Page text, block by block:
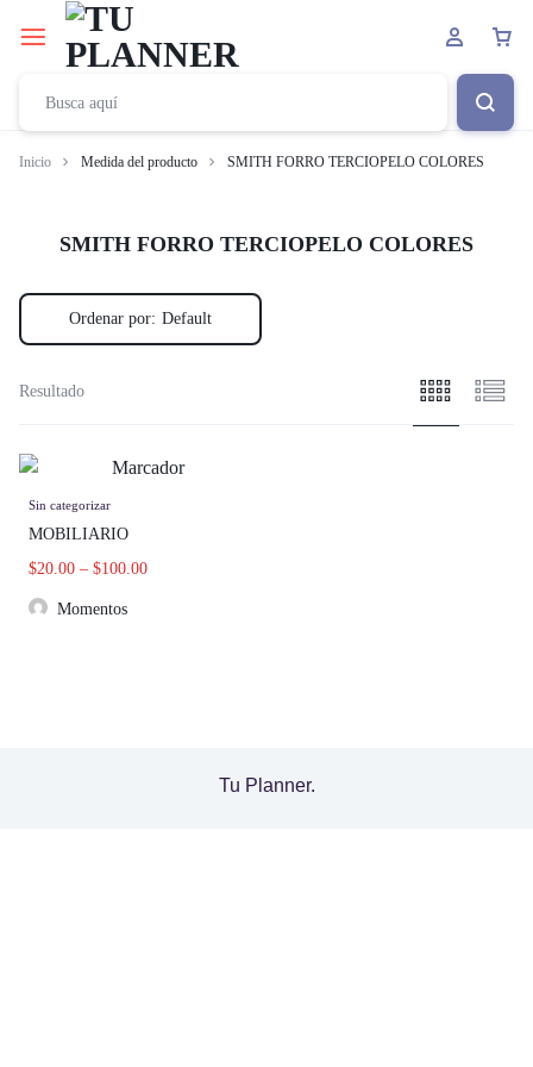
Inicio Medida del producto SMITH FORRO TERCIOPELO COLORES
SMITH FORRO TERCIOPELO COLORES
Ordenar por: Default
Resultado
Sin categorizar
MOBILIARIO
$20.00 – $100.00
Momentos
Tu Planner.